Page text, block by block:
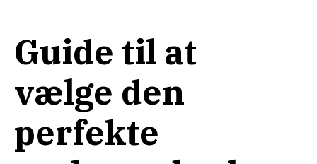
Guide til at
vælge den
perfekte